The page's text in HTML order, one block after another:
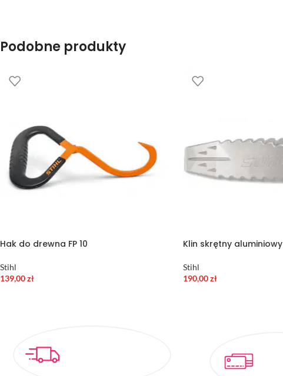
Podobne produkty
Hak do drewna FP 10
Stihl
139,00zł
Klin skrętny aluminiowy
Stihl
190,00zł